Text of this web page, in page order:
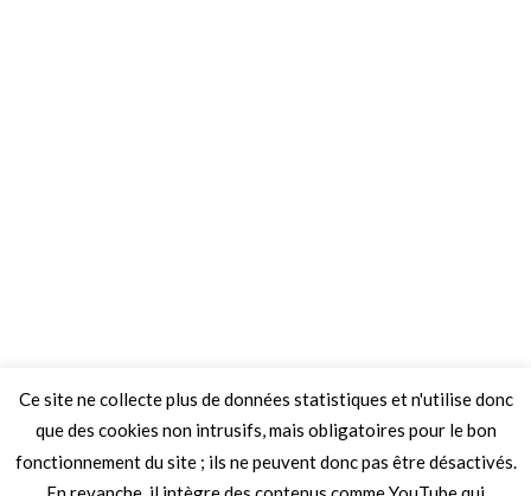
Ce site ne collecte plus de données statistiques et n'utilise donc
que des cookies non intrusifs, mais obligatoires pour le bon
fonctionnement du site ; ils ne peuvent donc pas être désactivés.